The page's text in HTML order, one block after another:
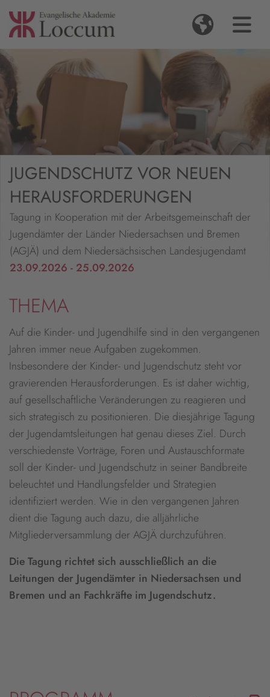
JUGENDSCHUTZ VOR NEUEN
HERAUSFORDERUNGEN
Tagung in Kooperation mit der Arbeitsgemeinschaft der
Jugendämter der Länder Niedersachsen und Bremen
(AGJÄ) und dem Niedersächsischen Landesjugendamt
23.09.2026 - 25.09.2026
THEMA
Auf die Kinder- und Jugendhilfe sind in den vergangenen
Jahren immer neue Aufgaben zugekommen.
Insbesondere der Kinder- und Jugendschutz steht vor
gravierenden Herausforderungen. Es ist daher wichtig,
auf gesellschaftliche Veränderungen zu reagieren und
sich strategisch zu positionieren. Die diesjährige Tagung
der Jugendamtsleitungen hat genau dieses Ziel. Durch
verschiedenste Vorträge, Foren und Austauschformate
soll der Kinder- und Jugendschutz in seiner Bandbreite
beleuchtet und Handlungsfelder und Strategien
identifiziert werden. Wie in den vergangenen Jahren
dient die Tagung auch dazu, die alljährliche
Mitgliederversammlung der AGJÄ durchzuführen.
Die Tagung richtet sich ausschließlich an die
Leitungen der Jugendämter in Niedersachsen und
Bremen und an Fachkräfte im Jugendschutz.